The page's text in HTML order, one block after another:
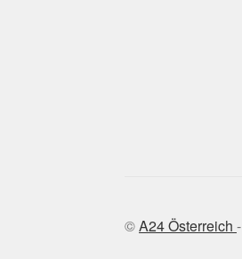
©A24 Österreich-